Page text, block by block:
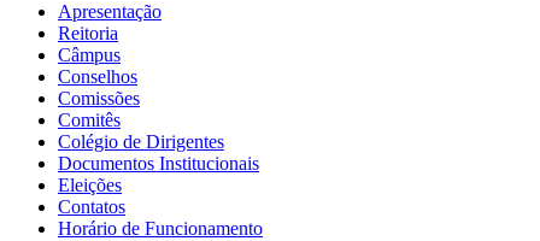
Apresentação
Reitoria
Câmpus
Conselhos
Comissões
Comitês
Colégio de Dirigentes
Documentos Institucionais
Eleições
Contatos
Horário de Funcionamento